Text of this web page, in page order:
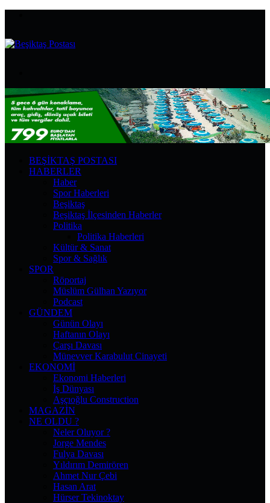
...
BEŞIKTAŞ POSTASI
HABERLER
Haber
Spor Haberleri
Beşiktaş
Beşiktaş İlçesinden Haberler
Politika
Politika Haberleri
Kültür & Sanat
Spor & Sağlık
SPOR
Röportaj
Müslüm Gülhan Yazıyor
Podcast
GÜNDEM
Günün Olayı
Haftanın Olayı
Çarşı Davası
Münevver Karabulut Cinayeti
EKONOMI
Ekonomi Haberleri
İş Dünyası
Aşçıoğlu Construction
MAGAZIN
NE OLDU ?
Neler Oluyor ?
Jorge Mendes
Fulya Davası
Yıldırım Demirören
Ahmet Nur Çebi
Hasan Arat
Hürser Tekinoktay